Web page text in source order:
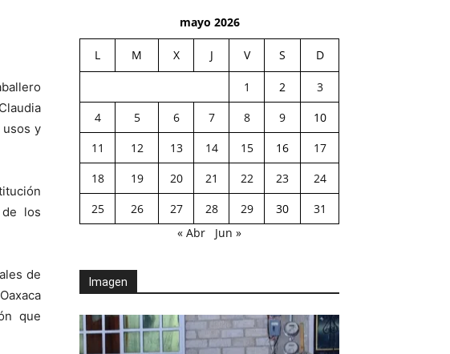
usos y
los
de
que
mayo 2026
L M X J V S D
1 2
3
4
5 6 7 8 9
10
11
12 13 14 15 16
17
18
19 20 21 22 23
24
25
26 27 28 29 30
31
« Abr
Jun »
Imagen